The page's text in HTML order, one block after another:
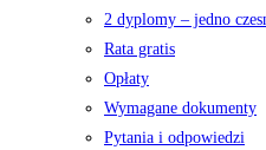
2 dyplomy – jedno
Rata gratis
Opłaty
Wymagane dokumenty
Pytania i odpowiedzi